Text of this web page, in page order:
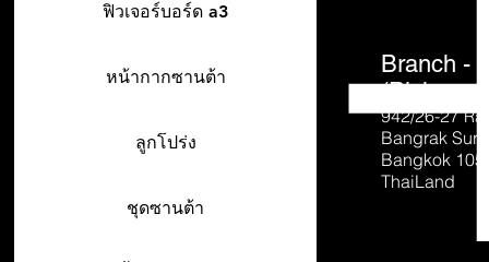
ฟิวเจอร์บอร์ด a3
หน้ากากซานต้า
ลูกโปร่ง
ชุดซานต้า
Branch -
(Pick-up
942/26-27
Bangrak
Bangkok
ThaiLand